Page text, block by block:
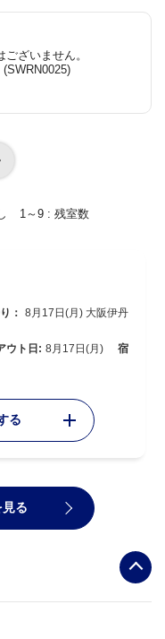
ざいません。
1～9 : 残室数
： 8月17日(月) 大阪伊丹
ウト日: 8月17日(月)
宿
る
る